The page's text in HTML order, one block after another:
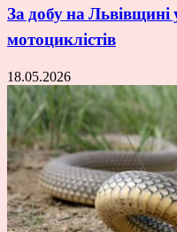
За добу на
мотоциклістів
18.05.2026